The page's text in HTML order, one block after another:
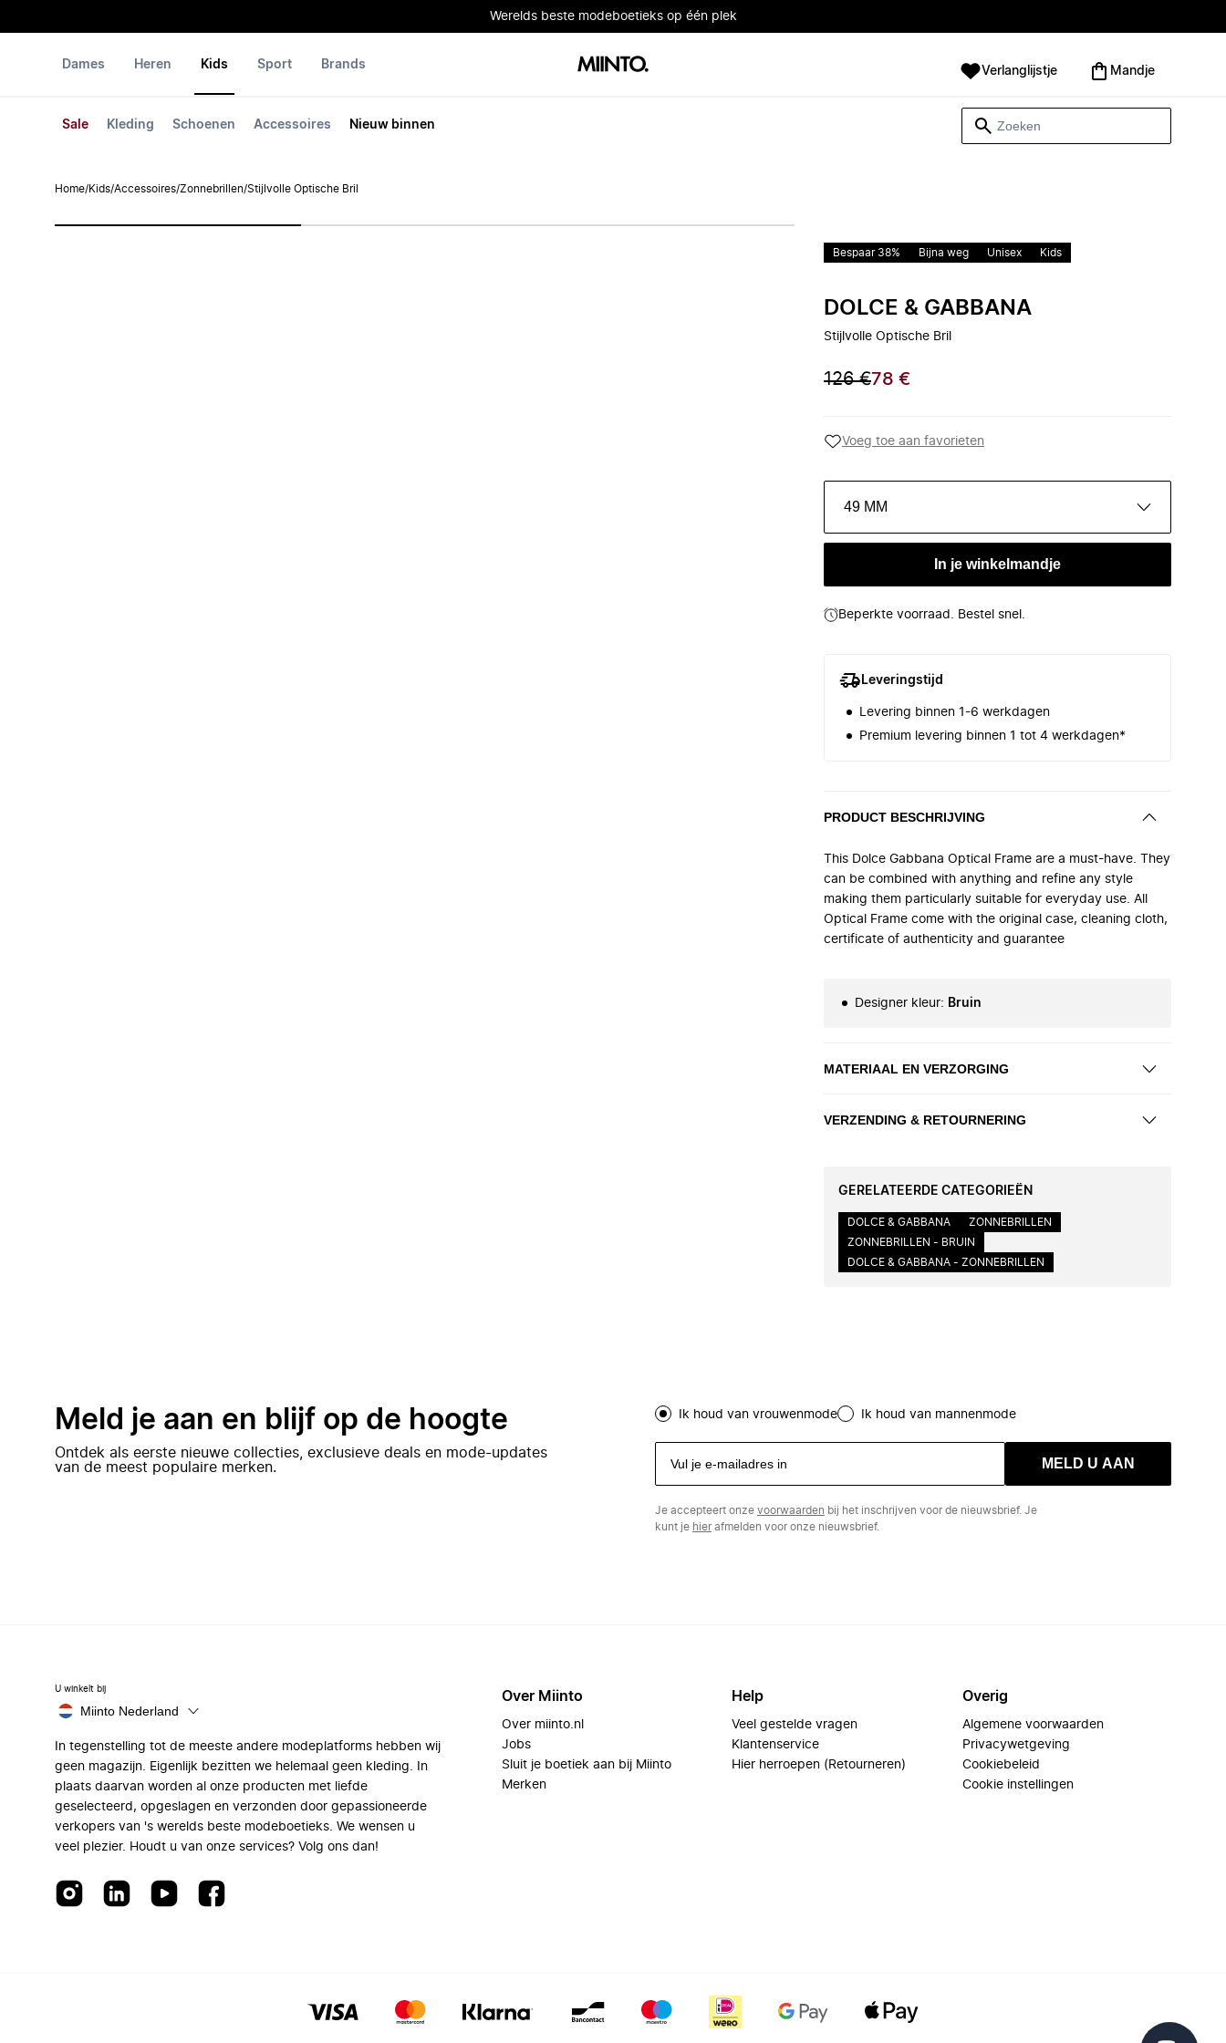
Werelds beste modeboetieks op één plek
Dames Heren Kids
Sale Kleding Schoenen Accessoires Nieuw binnen
Sport Brands Verlanglijstje Mandje
Home/Kids/Accessoires/Zonnebrillen/Stijlvolle Optische Bril
Bespaar 38% Bijna weg Unisex Kids
DOLCE & GABBANA
Stijlvolle Optische Bril
126 €78 €
Voeg toe aan favorieten
49 MM
In je winkelmandje
Beperkte voorraad. Bestel snel.
Leveringstijd
Levering binnen 1-6 werkdagen
Premium levering binnen 1 tot 4 werkdagen*
PRODUCT BESCHRIJVING
This Dolce Gabbana Optical Frame are a must-have. They
can be combined with anything and refine any style
making them particularly suitable for everyday use. All
Optical Frame come with the original case, cleaning cloth,
certificate of authenticity and guarantee
Designer kleur: Bruin
MATERIAAL EN VERZORGING
VERZENDING & RETOURNERING
GERELATEERDE CATEGORIEËN
DOLCE & GABBANA
ZONNEBRILLEN
ZONNEBRILLEN - BRUIN
DOLCE & GABBANA - ZONNEBRILLEN
Meld je aan en blijf op de hoogte
Ontdek als eerste nieuwe collecties, exclusieve deals en mode-updates
van de meest populaire merken.
Ik houd van vrouwenmode Ik houd van mannenmode
MELD U AAN
Je accepteert onze voorwaarden bij het inschrijven voor de nieuwsbrief. Je
kunt je hierafmelden voor onze nieuwsbrief.
U winkelt bij
Miinto Nederland
In tegenstelling tot de meeste andere modeplatforms hebben wij
geen magazijn. Eigenlijk bezitten we helemaal geen kleding. In
plaats daarvan worden al onze producten met liefde
geselecteerd, opgeslagen en verzonden door gepassioneerde
verkopers van 's werelds beste modeboetieks. We wensen u
veel plezier. Houdt u van onze services? Volg ons dan!
Over Miinto
Over miinto.nl
Jobs
Sluit je boetiek aan bij Miinto
Merken
Help
Veel gestelde vragen
Klantenservice
Hier herroepen (Retourneren)
Overig
Algemene voorwaarden
Privacywetgeving
Cookiebeleid
Cookie instellingen